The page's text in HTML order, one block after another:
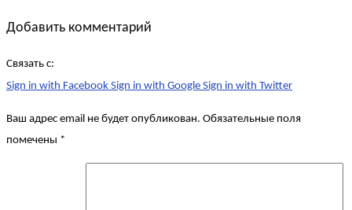
Добавить комментарий
Связать с:
Sign in with Facebook Sign in with Google Sign in with Twitter
Ваш адрес email не будет опубликован. Обязательные поля
помечены *